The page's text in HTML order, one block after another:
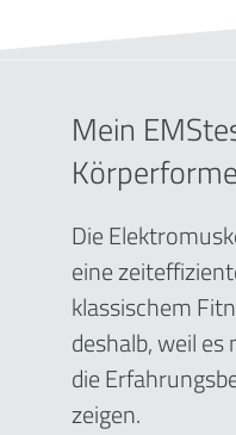
Mein
Die
eine
klassischem
deshalb, weil
die
zeigen.